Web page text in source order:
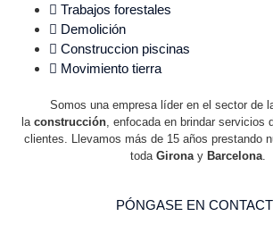
Trabajos forestales
Demolición
Construccion piscinas
Movimiento tierra
Somos una empresa líder en el sector de
la construcción, enfocada en brindar servicios
clientes. Llevamos más de 15 años prestando
toda Girona y Barcelona
PÓNGASE EN